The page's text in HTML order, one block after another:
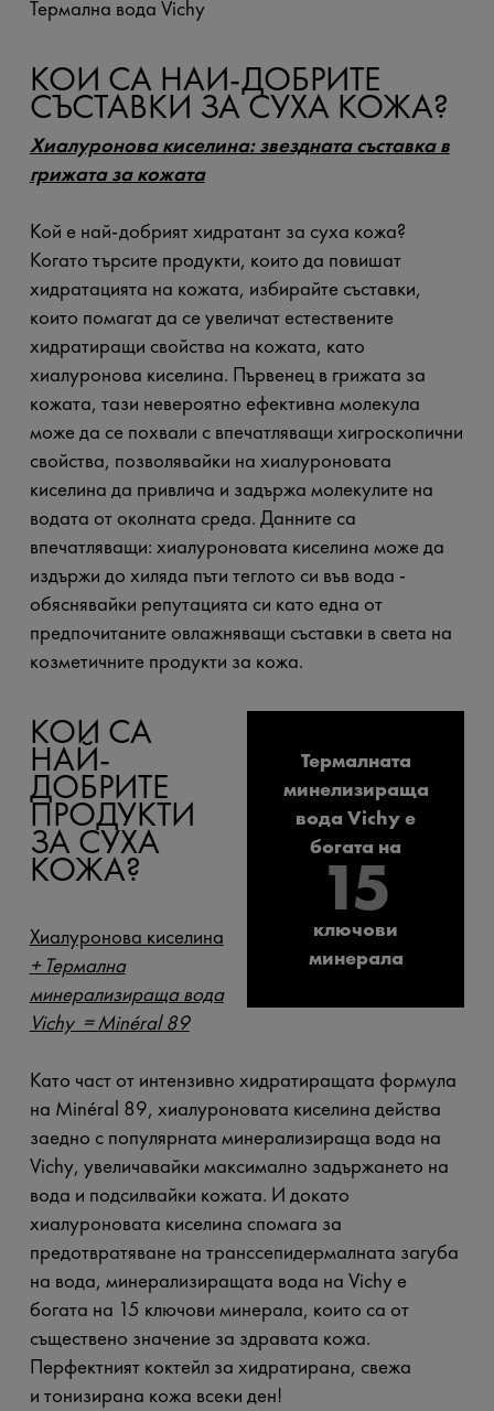
Термална вода Vichy
КОИ СА НАИ-ДОБРИТЕ
СЪСТАВКИ ЗА СУХА КОЖА?
Хиалуронова киселина: звездната съставка в
грижата за кожата
Кой е най-добрият хидратант за суха кожа?
Когато търсите продукти, които да повишат
хидратацията на кожата, избирайте съставки,
които помагат да се увеличат естествените
хидратиращи свойства на кожата, като
хиалуронова киселина. Първенец в грижата за
кожата, тази невероятно ефективна молекула
може да се похвали с впечатляващи хигроскопични
свойства, позволявайки на хиалуроновата
киселина да привлича и задържа молекулите на
водата от околната среда. Данните са
впечатляващи: хиалуроновата киселина може да
издържи до хиляда пъти теглото си във вода -
обяснявайки репутацията си като една от
предпочитаните овлажняващи съставки в света на
козметичните продукти за кожа.
Термалната
минелизираща
вода Vichy е
богата на
15
ключови
минерала
КОИ СА
НАЙ-
ДОБРИТЕ
ПРОДУКТИ
ЗА СУХА
КОЖА?
Хиалуронова киселина
+ Термална
минерализираща вода
Vichy = Minéral 89
Като част от интензивно хидратиращата формула
на Minéral 89, хиалуроновата киселина действа
заедно с популярната минерализираща вода на
Vichy, увеличавайки максимално задържането на
вода и подсилвайки кожата. И докато
хиалуроновата киселина спомага за
предотвратяване на транссепидермалната загуба
на вода, минерализиращата вода на Vichy е
богата на 15 ключови минерала, които са от
съществено значение за здравата кожа.
Перфектният коктейл за хидратирана, свежа
и тонизирана кожа всеки ден!